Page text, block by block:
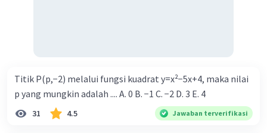
Titik P(p,−2) melalui fungsi kuadrat y=x²−5x+4, maka nilai
p yang mungkin adalah .... A. 0 B. −1 C. −2 D. 3 E. 4
31 4.5 Jawaban terverifikasi